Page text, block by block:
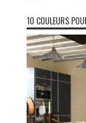
10 COULEURS